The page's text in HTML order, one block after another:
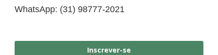
WhatsApp: (31) 98777-2021
Inscrever-se